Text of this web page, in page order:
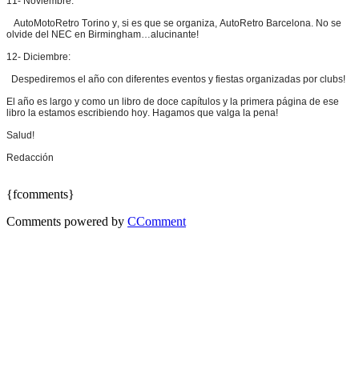
AutoMotoRetro Torino y, si es que se organiza, AutoRetro Barcelona. No se
olvide del NEC en Birmingham…alucinante!
12- Diciembre:
Despediremos el año con diferentes eventos y fiestas organizadas por clubs!
El año es largo y como un libro de doce capítulos y la primera página de ese
libro la estamos escribiendo hoy. Hagamos que valga la pena!
Salud!
Redacción
{fcomments}
Comments powered by CComment